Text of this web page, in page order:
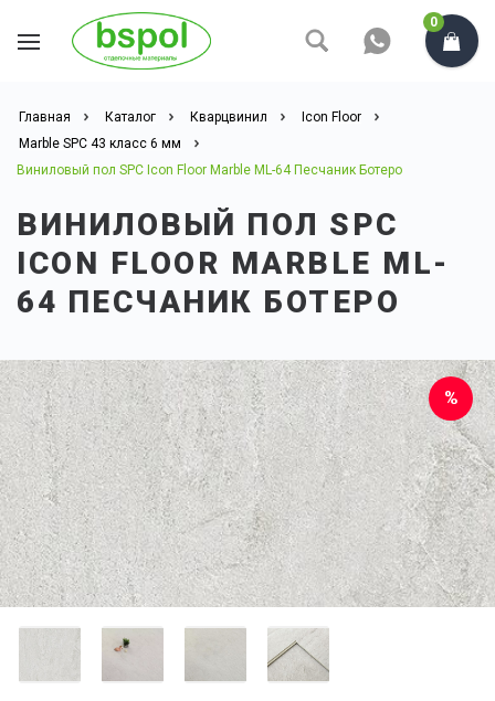
0
Главная Каталог Кварцвинил
Icon Floor
Marble SPC 43 класс 6 мм
Виниловый пол SPC Icon Floor Marble ML-64 Песчаник Ботеро
ВИНИЛОВЫЙ ПОЛ SPC
ICON FLOOR MARBLE ML-
64 ПЕСЧАНИК БОТЕРО